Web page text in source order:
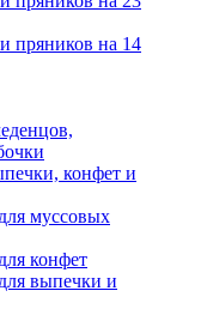
пряников на 14
конфет и
муссовых
конфет
выпечки и